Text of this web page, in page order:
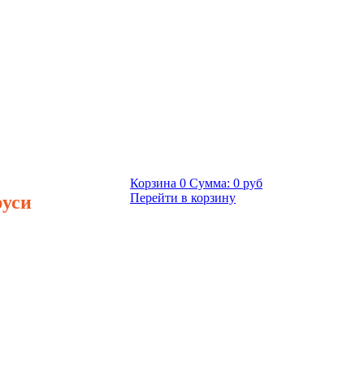
Корзина 0 Сумма: 0 руб
Перейти в корзину